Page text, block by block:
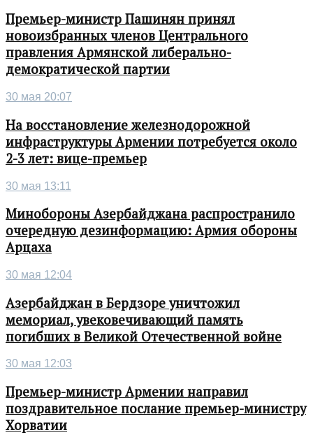
Премьер-министр Пашинян принял
новоизбранных членов Центрального
правления Армянской либерально-
демократической партии
30 мая 20:07
На восстановление железнодорожной
инфраструктуры Армении потребуется около
2-3 лет: вице-премьер
30 мая 13:11
Минобороны Азербайджана распространило
очередную дезинформацию: Армия обороны
Арцаха
30 мая 12:04
Азербайджан в Бердзоре уничтожил
мемориал, увековечивающий память
погибших в Великой Отечественной войне
30 мая 12:03
Премьер-министр Армении направил
поздравительное послание премьер-министру
Хорватии